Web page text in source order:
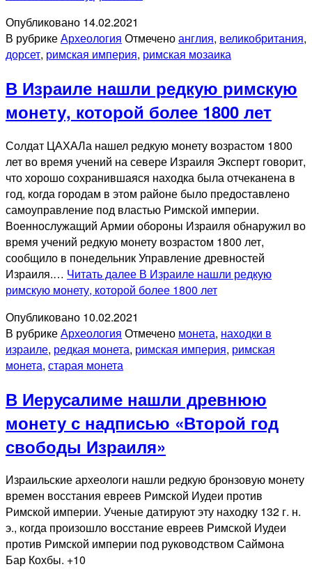
Опубликовано 14.02.2021
В рубрикеАрхеология Отмеченоанглия, великобритания,
дорсет, римская империя, римская мозаика
В Израиле нашли редкую римскую
монету, которой более 1800 лет
Солдат ЦАХАЛа нашел редкую монету возрастом 1800
лет во время учений на севере Израиля Эксперт говорит,
что хорошо сохранившаяся находка была отчеканена в
год, когда городам в этом районе было предоставлено
самоуправление под властью Римской империи.
Военнослужащий Армии обороны Израиля обнаружил во
время учений редкую монету возрастом 1800 лет,
сообщило в понедельник Управление древностей
Израиля.… Читать далее В Израиле нашли редкую
римскую монету, которой более 1800 лет
Опубликовано 10.02.2021
В рубрикеАрхеология Отмечено монета, находки в
израиле, редкая монета, римская империя, римская
монета, старая монета
В Иерусалиме нашли древнюю
монету с надписью «Второй год
свободы Израиля»
Израильские археологи нашли редкую бронзовую монету
времен восстания евреев Римской Иудеи против
Римской империи. Ученые датируют эту находку 132 г. н.
э., когда произошло восстание евреев Римской Иудеи
против Римской империи под руководством Саймона
Бар Кохбы. +10